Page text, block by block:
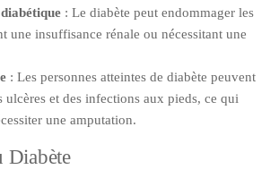
: Le diabète peut endommager les
une insuffisance rénale ou nécessitant une
: Les personnes atteintes de diabète peuvent
ulcères et des infections aux pieds, ce qui
une amputation.
Diabète